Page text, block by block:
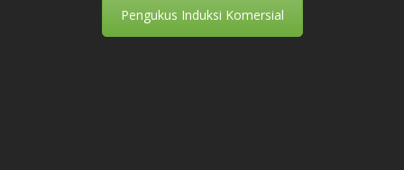
Pengukus Induksi Komersial